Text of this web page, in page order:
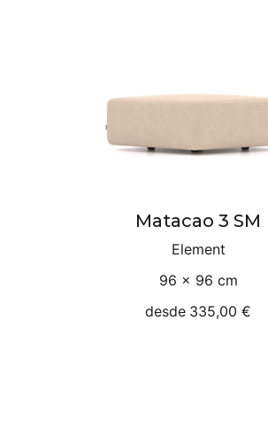
Matacao 3 SM
Element
96 × 96 cm
desde 335,00 €